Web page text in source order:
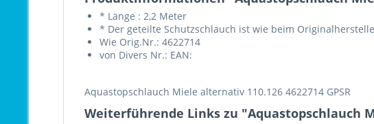
* Länge : 2,2 Meter
* Der geteilte Schutzschlauch ist wie beim
Wie Orig.Nr.: 4622714
von Divers Nr.: EAN:
Aquastopschlauch Miele alternativ 110.126 4622714 GPSR
Weiterführende Links zu "Aquastopschlauch